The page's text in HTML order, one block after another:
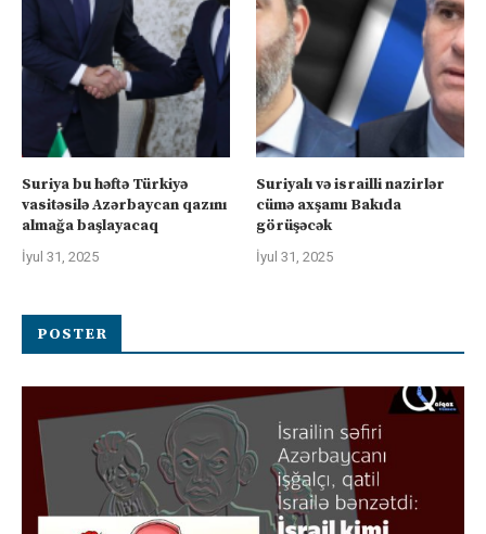
Suriya bu həftə Türkiyə
vasitəsilə Azərbaycan qazını
almağa başlayacaq
İyul 31, 2025
Suriyalı və israilli nazirlər
cümə axşamı Bakıda
görüşəcək
İyul 31, 2025
POSTER